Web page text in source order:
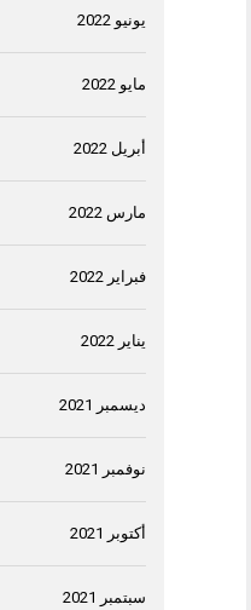
يونيو 2022
مايو 2022
أبريل 2022
مارس 2022
فبراير 2022
يناير 2022
ديسمبر 2021
نوفمبر 2021
أكتوبر 2021
سبتمبر 2021